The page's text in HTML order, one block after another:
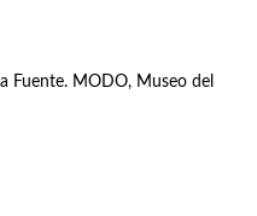
Fuente. MODO, Museo del